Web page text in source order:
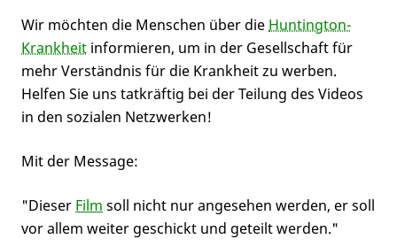
Wir möchten die Menschen über die Huntington-
Krankheit informieren, um in der Gesellschaft für
mehr Verständnis für die Krankheit zu werben.
Helfen Sie uns tatkräftig bei der Teilung des Videos
in den sozialen Netzwerken!
Mit der Message:
"Dieser Film soll nicht nur angesehen werden, er soll
vor allem weiter geschickt und geteilt werden."